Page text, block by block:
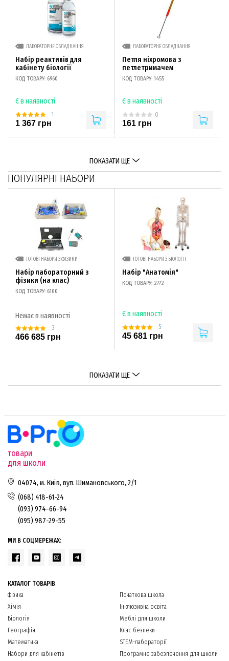
ЛАБОРАТОРНЕ ОБЛАДНАННЯ
Набір реактивів для
кабінету біології
КОД ТОВАРУ: 6960
Є в наявності
1
1 367 грн
ЛАБОРАТОРНЕ ОБЛАДНАННЯ
Петля ніхромова з
петлетримачем
КОД ТОВАРУ: 1455
Є в наявності
0
161 грн
ПОКАЗАТИ ЩЕ
ПОПУЛЯРНІ НАБОРИ
ГОТОВІ НАБОРИ З ФІЗИКИ
Набір лабораторний з
фізики (на клас)
КОД ТОВАРУ: 6100
Немає в наявності
3
466 685 грн
ГОТОВІ НАБОРИ З БІОЛОГІЇ
Набір "Анатомія"
КОД ТОВАРУ: 2772
Є в наявності
5
45 681 грн
ПОКАЗАТИ ЩЕ
товари
для школи
04074, м. Київ, вул. Шимановського, 2/1
(068) 418-61-24
(093) 974-66-94
(095) 987-29-55
МИ В СОЦМЕРЕЖАХ:
КАТАЛОГ ТОВАРІВ
Фізика
Хімія
Біологія
Географія
Математика
Набори для кабінетів
Початкова школа
Інклюзивна освіта
Меблі для школи
Клас безпеки
STEM-лабораторії
Програмне забезпечення для школи